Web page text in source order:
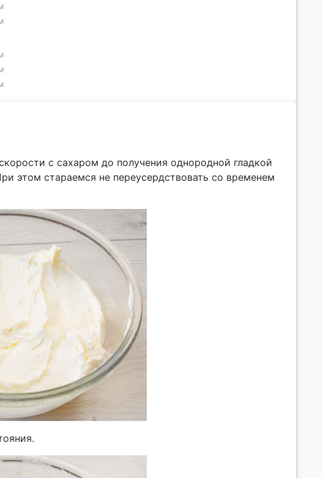
с сахаром до получения однородной гладкой
этом стараемся не переусердствовать со временем